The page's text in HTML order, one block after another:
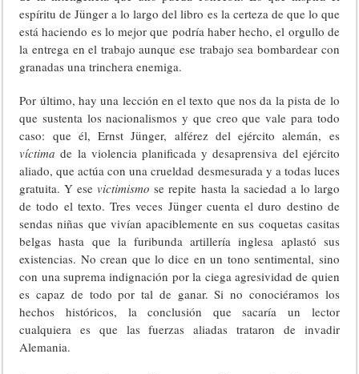
espíritu de Jünger a lo largo del libro es la certeza de que lo que
está haciendo es lo mejor que podría haber hecho, el orgullo de
la entrega en el trabajo aunque ese trabajo sea bombardear con
granadas una trinchera enemiga.
Por último, hay una lección en el texto que nos da la pista de lo
que sustenta los nacionalismos y que creo que vale para todo
caso: que él, Ernst Jünger, alférez del ejército alemán, es
víctima de la violencia planificada y desaprensiva del ejército
aliado, que actúa con una crueldad desmesurada y a todas luces
gratuita. Y esevictimismo se repite hasta la saciedad a lo largo
de todo el texto. Tres veces Jünger cuenta el duro destino de
sendas niñas que vivían apaciblemente en sus coquetas casitas
belgas hasta que la furibunda artillería inglesa aplastó sus
existencias. No crean que lo dice en un tono sentimental, sino
con una suprema indignación por la ciega agresividad de quien
es capaz de todo por tal de ganar. Si no conociéramos los
hechos históricos, la conclusión que sacaría un lector
cualquiera es que las fuerzas aliadas trataron de invadir
Alemania.